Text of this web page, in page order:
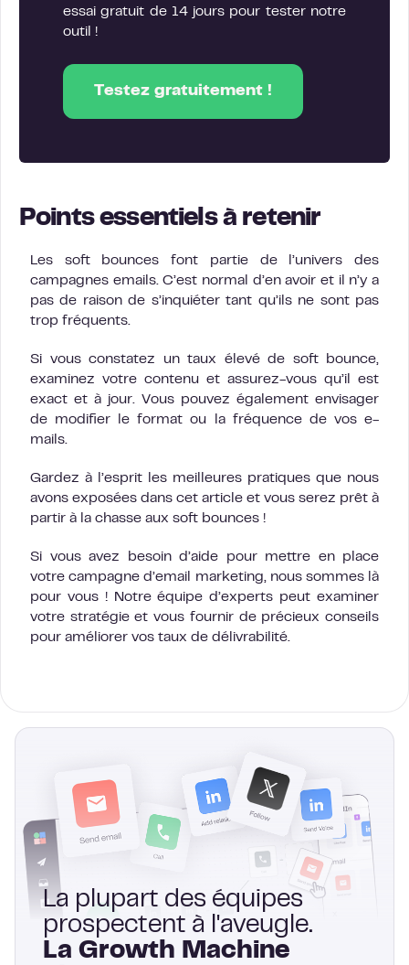
essai gratuit de 14 jours pour tester notre
outil !
Testez gratuitement !
Points essentiels à retenir
Les soft bounces font partie de l’univers des
campagnes emails. C’est normal d’en avoir et il n’y a
pas de raison de s’inquiéter tant qu’ils ne sont pas
trop fréquents.
Si vous constatez un taux élevé de soft bounce,
examinez votre contenu et assurez-vous qu’il est
exact et à jour. Vous pouvez également envisager
de modifier le format ou la fréquence de vos e-
mails.
Gardez à l’esprit les meilleures pratiques que nous
avons exposées dans cet article et vous serez prêt à
partir à la chasse aux soft bounces !
Si vous avez besoin d’aide pour mettre en place
votre campagne d’email marketing, nous sommes là
pour vous ! Notre équipe d’experts peut examiner
votre stratégie et vous fournir de précieux conseils
pour améliorer vos taux de délivrabilité.
La plupart des équipes
prospectent à l'aveugle.
La Growth Machine